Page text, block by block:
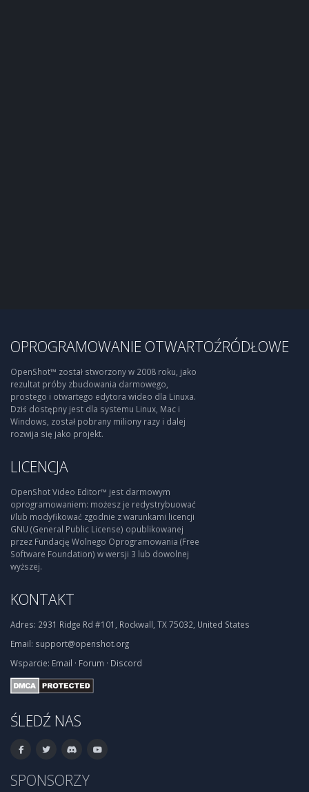
OPROGRAMOWANIE OTWARTOŹRÓDŁOWE
OpenShot™ został stworzony w 2008 roku, jako
rezultat próby zbudowania darmowego,
prostego i otwartego edytora wideo dla Linuxa.
Dziś dostępny jest dla systemu Linux, Mac i
Windows, został pobrany miliony razy i dalej
rozwija się jako projekt.
LICENCJA
OpenShot Video Editor™ jest darmowym
oprogramowaniem: możesz je redystrybuować
i/lub modyfikować zgodnie z warunkami licencji
GNU (General Public License) opublikowanej
przez Fundację Wolnego Oprogramowania (Free
Software Foundation) w wersji 3 lub dowolnej
wyższej.
KONTAKT
Adres: 2931 Ridge Rd #101, Rockwall, TX 75032, United States
Email: support@openshot.org
Wsparcie: Email · Forum · Discord
ŚLEDŹ NAS
SPONSORZY